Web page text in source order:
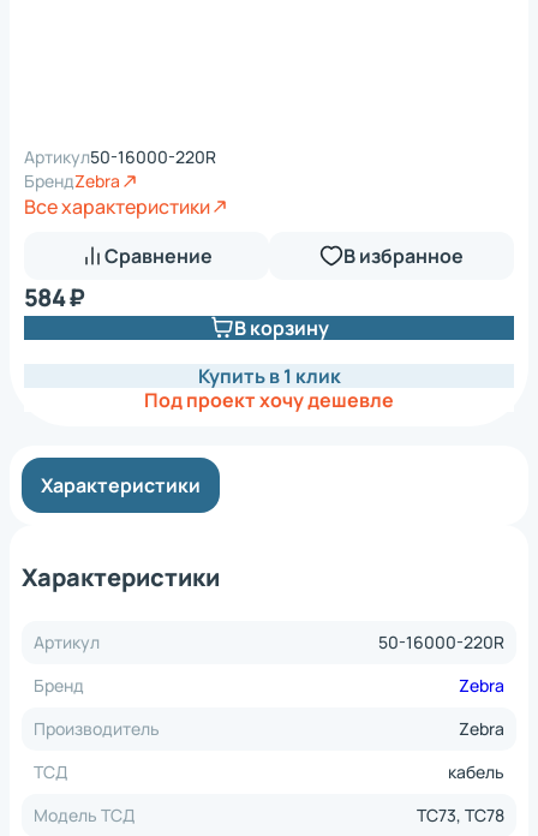
Артикул50-16000-220R
БрендZebra
Все характеристики
Сравнение
В избранное
584 ₽
В корзину
Купить в 1 клик
Под проект хочу дешевле
Характеристики
Характеристики
Артикул
50-16000-220R
Бренд
Zebra
Производитель
Zebra
ТСД
кабель
Модель ТСД
TC73, TC78